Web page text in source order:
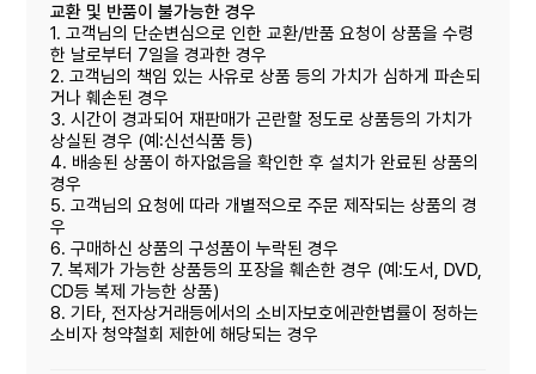
교환 및 반품이 불가능한 경우
1. 고객님의 단순변심으로 인한 교환/반품 요청이 상품을 수령
한 날로부터 7일을 경과한 경우
2. 고객님의 책임 있는 사유로 상품 등의 가치가 심하게 파손되
거나 훼손된 경우
3. 시간이 경과되어 재판매가 곤란할 정도로 상품등의 가치가
상실된 경우 (예:신선식품 등)
4. 배송된 상품이 하자없음을 확인한 후 설치가 완료된 상품의
경우
5. 고객님의 요청에 따라 개별적으로 주문 제작되는 상품의 경
우
6. 구매하신 상품의 구성품이 누락된 경우
7. 복제가 가능한 상품등의 포장을 훼손한 경우 (예:도서, DVD,
CD등 복제 가능한 상품)
8. 기타, 전자상거래등에서의 소비자보호에관한볍률이 정하는
소비자 청약철회 제한에 해당되는 경우